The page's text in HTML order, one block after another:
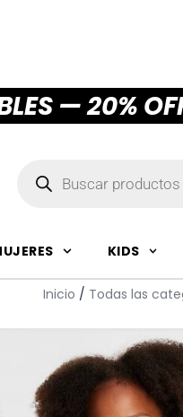
— 20%
KIDS
Inicio / Todas las